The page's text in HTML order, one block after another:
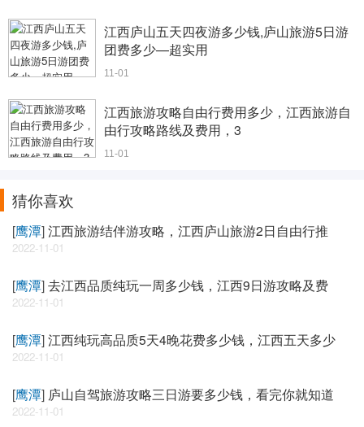
江西庐山五天四夜游多少钱,庐山旅游5日游
团费多少—超实用
11-01
江西旅游攻略自由行费用多少，江西旅游自
由行攻略路线及费用，3
11-01
猜你喜欢
[鹰潭]江西旅游结伴游攻略，江西庐山旅游2日自由行推
2022-11-01
[鹰潭]去江西品质纯玩一周多少钱，江西9日游攻略及费
2022-11-01
[鹰潭]江西纯玩高品质5天4晚花费多少钱，江西五天多少
2022-11-01
[鹰潭] 庐山自驾旅游攻略三日游要多少钱，看完你就知道
2022-11-01